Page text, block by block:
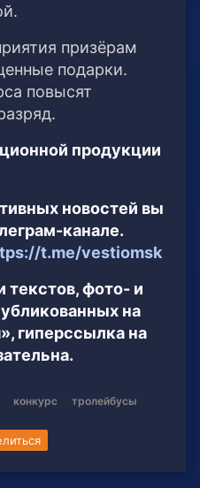
призёрам
подарки.
повысят
продукции
новостей вы
канале.
t.me/vestiomsk
текстов, фото- и
на
гиперссылка на
конкурс тролейбусы